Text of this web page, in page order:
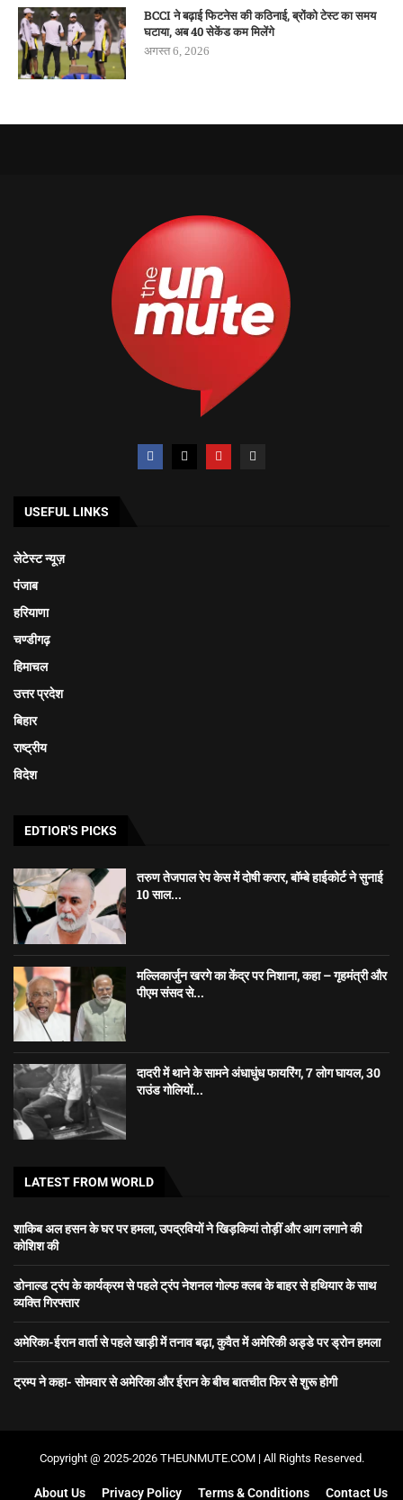
BCCI ने बढ़ाई फिटनेस की कठिनाई, ब्रोंको टेस्ट का समय
घटाया, अब 40 सेकेंड कम मिलेंगे
अगस्त 6, 2026
USEFUL LINKS
लेटेस्ट न्यूज़
पंजाब
हरियाणा
चण्डीगढ़
हिमाचल
उत्तर प्रदेश
बिहार
राष्ट्रीय
विदेश
EDTIOR'S PICKS
तरुण तेजपाल रेप केस में दोषी करार, बॉम्बे हाईकोर्ट ने सुनाई
10 साल...
मल्लिकार्जुन खरगे का केंद्र पर निशाना, कहा – गृहमंत्री और
पीएम संसद से...
दादरी में थाने के सामने अंधाधुंध फायरिंग, 7 लोग घायल, 30
राउंड गोलियों...
LATEST FROM WORLD
शाकिब अल हसन के घर पर हमला, उपद्रवियों ने खिड़कियां तोड़ीं और आग लगाने की
कोशिश की
डोनाल्ड ट्रंप के कार्यक्रम से पहले ट्रंप नेशनल गोल्फ क्लब के बाहर से हथियार के साथ
व्यक्ति गिरफ्तार
अमेरिका-ईरान वार्ता से पहले खाड़ी में तनाव बढ़ा, कुवैत में अमेरिकी अड्डे पर ड्रोन हमला
ट्रम्प ने कहा- सोमवार से अमेरिका और ईरान के बीच बातचीत फिर से शुरू होगी
Copyright @ 2025-2026 THEUNMUTE.COM | All Rights Reserved.
About Us Privacy Policy Terms & Conditions Contact Us